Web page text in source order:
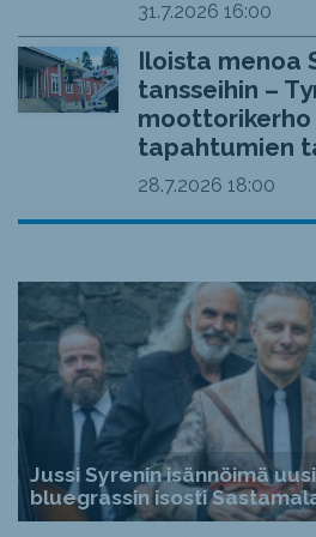
31.7.2026 16:00
Iloista menoa
tansseihin –
tapahtumien
28.7.2026 18:00
Jussi Syrenin isännöimä
bluegrassin isosti